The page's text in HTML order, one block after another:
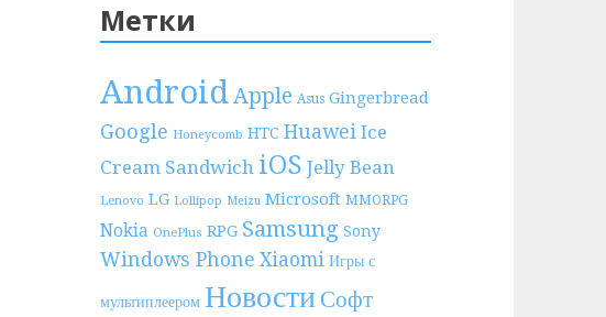
Метки
AndroidApple Asus Gingerbread
Google Honeycomb HTC Huawei Ice
Cream Sandwich iOS Jelly Bean
Lenovo LG Lollipop Meizu Microsoft MMORPG
Nokia OnePlus RPG Samsung Sony
Windows Phone Xiaomi Игры с
мультиплеером Новости Софт